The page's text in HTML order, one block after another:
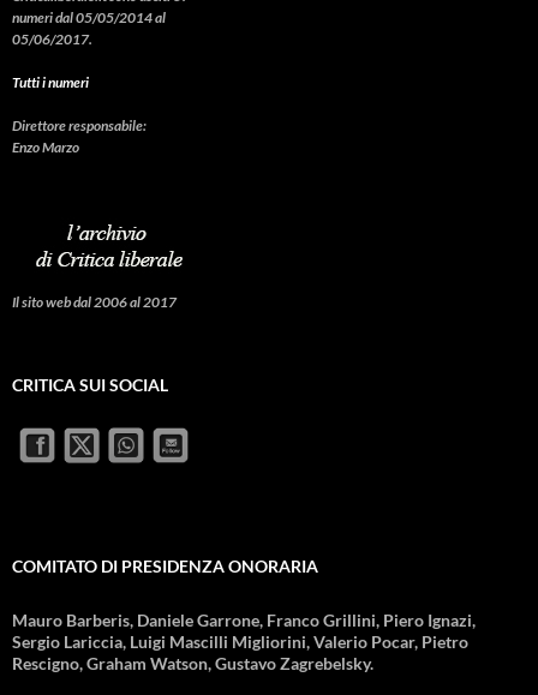
numeri dal 05/05/2014 al
05/06/2017.
Tutti i numeri
Direttore responsabile:
Enzo Marzo
Il sito web dal 2006 al 2017
CRITICA SUI SOCIAL
COMITATO DI PRESIDENZA ONORARIA
Mauro Barberis, Daniele Garrone, Franco Grillini, Piero Ignazi,
Sergio Lariccia, Luigi Mascilli Migliorini, Valerio Pocar, Pietro
Rescigno, Graham Watson, Gustavo Zagrebelsky.